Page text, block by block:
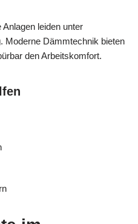
leiden unter
Moderne Dämmtechnik bieten
den Arbeitskomfort.